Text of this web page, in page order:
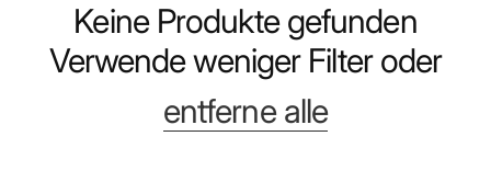
Keine Produkte gefunden
Verwende weniger Filter oder
entferne alle